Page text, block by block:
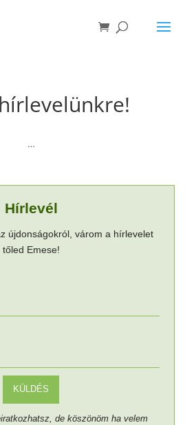
…
Hírlevél
újdonságokról, várom a hírlevelet
tőled Emese!
KÜLDÉS
de köszönöm ha velem